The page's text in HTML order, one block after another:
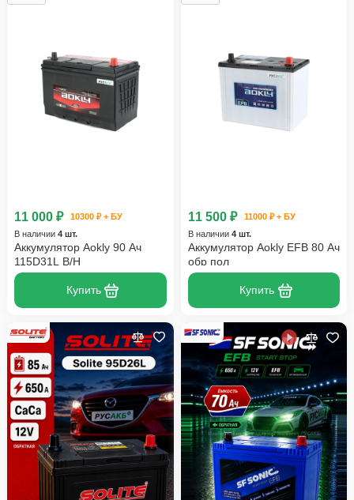
11 000 ₽
10300 ₽ + БУ
В наличии 4 шт.
Аккумулятор Aokly 90 Ач
115D31L B/H
Купить
11 500 ₽
11000 ₽ + БУ
В наличии 4 шт.
Аккумулятор Aokly EFB 80 Ач
обр пол
Купить